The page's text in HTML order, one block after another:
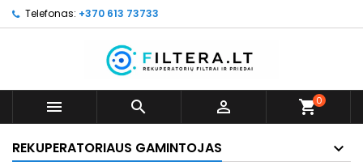
Telefonas: +370 613 73733
   shopping_cart0
REKUPERATORIAUS GAMINTOJAS